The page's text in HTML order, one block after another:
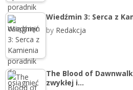
Wiedźmin 3: Serca z
by Redakcja
The Blood of
zwykłej i…